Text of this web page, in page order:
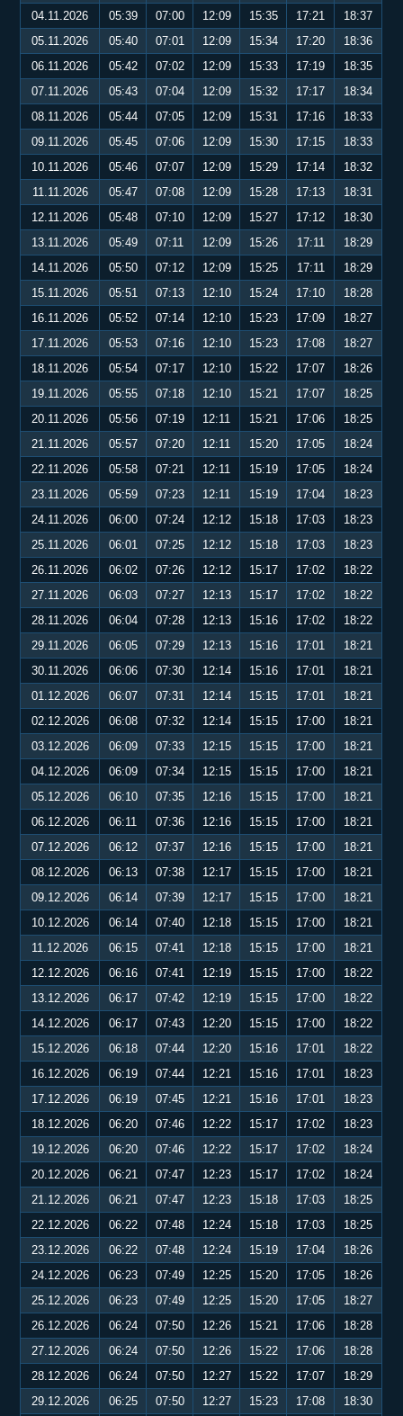
04.11.2026 05:39 07:00 12:09 15:35 17:21
18:37
05.11.2026
05:40 07:01 12:09 15:34 17:20
18:36
06.11.2026
05:42 07:02 12:09 15:33 17:19
18:35
07.11.2026
05:43 07:04 12:09 15:32 17:17
18:34
08.11.2026
05:44 07:05 12:09 15:31 17:16
18:33
09.11.2026
05:45 07:06 12:09 15:30 17:15
18:33
10.11.2026
05:46 07:07 12:09 15:29 17:14
18:32
11.11.2026
05:47 07:08 12:09 15:28 17:13
18:31
12.11.2026
05:48 07:10 12:09 15:27 17:12
18:30
13.11.2026
05:49 07:11 12:09 15:26 17:11
18:29
14.11.2026
05:50 07:12 12:09 15:25 17:11
18:29
15.11.2026
05:51 07:13 12:10 15:24 17:10
18:28
16.11.2026
05:52 07:14 12:10 15:23 17:09
18:27
17.11.2026
05:53 07:16 12:10 15:23 17:08
18:27
18.11.2026
05:54 07:17 12:10 15:22 17:07
18:26
19.11.2026
05:55 07:18 12:10 15:21 17:07
18:25
20.11.2026
05:56 07:19 12:11 15:21 17:06
18:25
21.11.2026
05:57 07:20 12:11 15:20 17:05
18:24
22.11.2026
05:58 07:21 12:11 15:19 17:05
18:24
23.11.2026
05:59 07:23 12:11 15:19 17:04
18:23
24.11.2026
06:00 07:24 12:12 15:18 17:03
18:23
25.11.2026
06:01 07:25 12:12 15:18 17:03
18:23
26.11.2026
06:02 07:26 12:12 15:17 17:02
18:22
27.11.2026
06:03 07:27 12:13 15:17 17:02
18:22
28.11.2026
06:04 07:28 12:13 15:16 17:02
18:22
29.11.2026
06:05 07:29 12:13 15:16 17:01
18:21
30.11.2026
06:06 07:30 12:14 15:16 17:01
18:21
01.12.2026
06:07 07:31 12:14 15:15 17:01
18:21
02.12.2026
06:08 07:32 12:14 15:15 17:00
18:21
03.12.2026
06:09 07:33 12:15 15:15 17:00
18:21
04.12.2026
06:09 07:34 12:15 15:15 17:00
18:21
05.12.2026
06:10 07:35 12:16 15:15 17:00
18:21
06.12.2026
06:11 07:36 12:16 15:15 17:00
18:21
07.12.2026
06:12 07:37 12:16 15:15 17:00
18:21
08.12.2026
06:13 07:38 12:17 15:15 17:00
18:21
09.12.2026
06:14 07:39 12:17 15:15 17:00
18:21
10.12.2026
06:14 07:40 12:18 15:15 17:00
18:21
11.12.2026
06:15 07:41 12:18 15:15 17:00
18:21
12.12.2026
06:16 07:41 12:19 15:15 17:00
18:22
13.12.2026
06:17 07:42 12:19 15:15 17:00
18:22
14.12.2026
06:17 07:43 12:20 15:15 17:00
18:22
15.12.2026
06:18 07:44 12:20 15:16 17:01
18:22
16.12.2026
06:19 07:44 12:21 15:16 17:01
18:23
17.12.2026
06:19 07:45 12:21 15:16 17:01
18:23
18.12.2026
06:20 07:46 12:22 15:17 17:02
18:23
19.12.2026
06:20 07:46 12:22 15:17 17:02
18:24
20.12.2026
06:21 07:47 12:23 15:17 17:02
18:24
21.12.2026
06:21 07:47 12:23 15:18 17:03
18:25
22.12.2026
06:22 07:48 12:24 15:18 17:03
18:25
23.12.2026
06:22 07:48 12:24 15:19 17:04
18:26
24.12.2026
06:23 07:49 12:25 15:20 17:05
18:26
25.12.2026
06:23 07:49 12:25 15:20 17:05
18:27
26.12.2026
06:24 07:50 12:26 15:21 17:06
18:28
27.12.2026
06:24 07:50 12:26 15:22 17:06
18:28
28.12.2026
06:24 07:50 12:27 15:22 17:07
18:29
29.12.2026
06:25 07:50 12:27 15:23 17:08
18:30